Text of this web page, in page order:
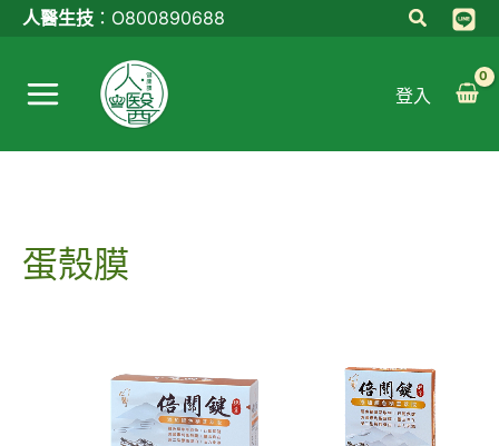
人醫生技 ： O800890688
登入
蛋殼膜
始
價
格：
前
價
格：
格：
前
價
格：